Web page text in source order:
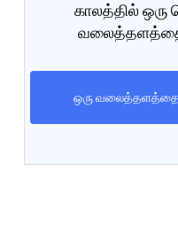
காலத்தில் ஒரு
ஒரு வலைத்தளத்தை